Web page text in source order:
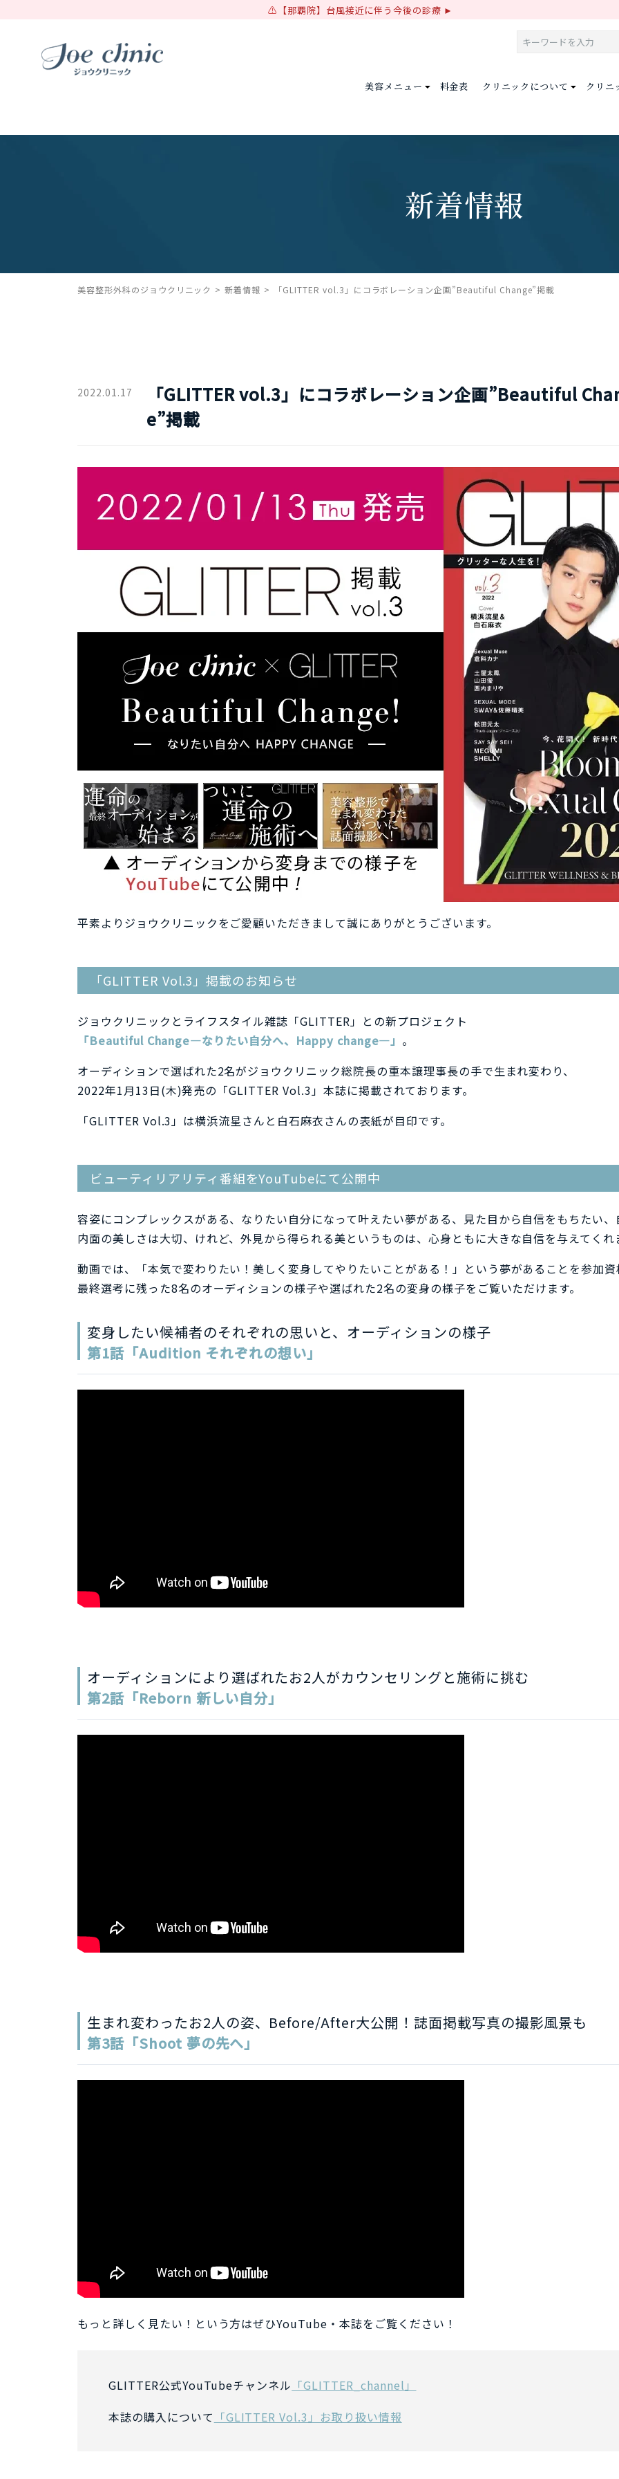
【那覇院】台風接近に伴う今後の診療
美容メニュー 料金表 クリニックについて クリニ
新着情報
美容整形外科のジョウクリニック 新着情報 「GLITTER vol.3」にコラボレーション企画”Beautiful Change”掲載
2022.01.17
「GLITTER vol.3」にコラボレーション企画”Beautiful
e”掲載
平素よりジョウクリニックをご愛顧いただきまして誠にありがとうございます。
「GLITTER Vol.3」掲載のお知らせ
ジョウクリニックとライフスタイル雑誌「GLITTER」との新プロジェクト
「Beautiful Change―なりたい自分へ、Happy change―」 。
オーディションで選ばれた2名がジョウクリニック総院長の重本譲理事長の手で生まれ変わり、
2022年1月13日(木)発売の「GLITTER Vol.3」本誌に掲載されております。
「GLITTER Vol.3」は横浜流星さんと白石麻衣さんの表紙が目印です。
ビューティリアリティ番組をYouTubeにて公開中
容姿にコンプレックスがある、なりたい自分になって叶えたい夢がある、見た目から自信をもちたい
内面の美しさは大切、けれど、外見から得られる美というものは、心身ともに大きな自信を与えてくれ
動画では、「本気で変わりたい！美しく変身してやりたいことがある！」という夢があることを参加資
最終選考に残った8名のオーディションの様子や選ばれた2名の変身の様子をご覧いただけます。
変身したい候補者のそれぞれの思いと、オーディションの様子
第1話「Audition それぞれの想い」
オーディションにより選ばれたお2人がカウンセリングと施術に挑む
第2話「Reborn 新しい自分」
生まれ変わったお2人の姿、 Before/After大公開！誌面掲載写真の撮影風景も
第3話「Shoot 夢の先へ」
もっと詳しく見たい！という方はぜひYouTube・本誌をご覧ください！
GLITTER公式YouTubeチャンネル 「GLITTER_channel」
本誌の購入について 「GLITTER Vol.3」お取り扱い情報